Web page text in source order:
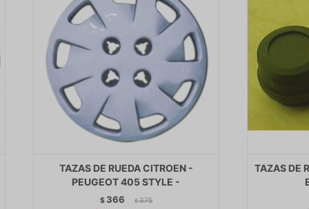
TAZAS DE RUEDA CITROEN -
PEUGEOT 405 STYLE -
$ 366 $ 375
TAZAS DE